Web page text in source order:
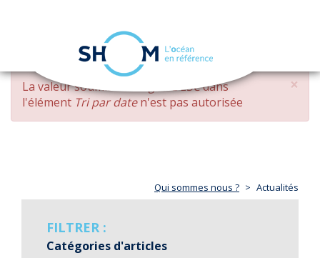
Aller
contenu
principal
navigation
×
MESSAGE
D'ERREUR
La valeur soumise changed DESCdans
l'élément Tri par daten'est pas autorisée
Qui sommes nous ? Actualités
FILTRER :
Catégories d'articles